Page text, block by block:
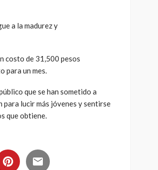
a la madurez y
costo de 31,500 pesos
para un mes.
que se han sometido a
lucir más jóvenes y sentirse
que obtiene.